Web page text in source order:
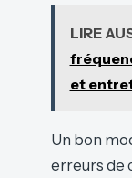
LIRE
et
Un bon
erreurs de